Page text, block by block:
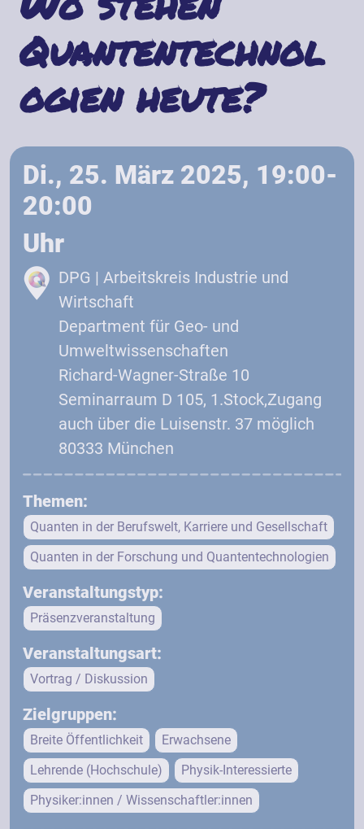
Quantentechnol
ogien heute?
Di., 25. März 2025, 19:00-
20:00
Uhr
DPG | Arbeitskreis Industrie und
Wirtschaft
Department für Geo- und
Umweltwissenschaften
Richard-Wagner-Straße 10
Seminarraum D 105, 1.Stock,Zugang
auch über die Luisenstr. 37 möglich
80333 München
Themen:
Quanten in der Berufswelt, Karriere und Gesellschaft
Quanten in der Forschung und Quantentechnologien
Veranstaltungstyp:
Präsenzveranstaltung
Veranstaltungsart:
Vortrag / Diskussion
Zielgruppen:
Breite Öffentlichkeit
Erwachsene
Lehrende (Hochschule)
Physik-Interessierte
Physiker:innen / Wissenschaftler:innen